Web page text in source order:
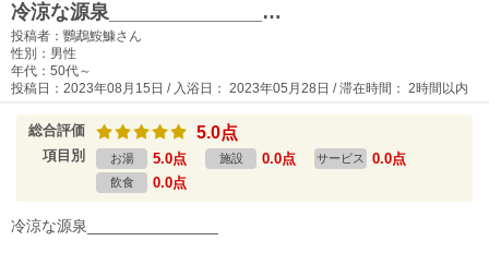
冷涼な源泉______________…
投稿者：鸚鵡鮟鱇さん
性別：男性
年代：50代～
投稿日：2023年08月15日 / 入浴日： 2023年05月28日 / 滞在時間： 2時間以内
総合評価 5.0点
項目別 お湯 5.0点 施設 0.0点 サービス 0.0点
飲食 0.0点
冷涼な源泉_______________